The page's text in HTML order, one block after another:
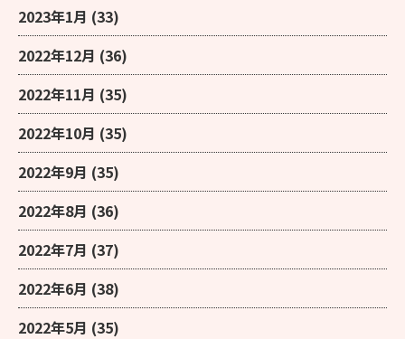
2023年1月 (33)
2022年12月 (36)
2022年11月 (35)
2022年10月 (35)
2022年9月 (35)
2022年8月 (36)
2022年7月 (37)
2022年6月 (38)
2022年5月 (35)